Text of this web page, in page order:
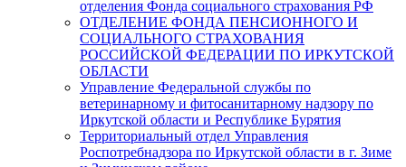
отделения Фонда социального страхования РФ
ОТДЕЛЕНИЕ ФОНДА ПЕНСИОННОГО И
СОЦИАЛЬНОГО СТРАХОВАНИЯ
РОССИЙСКОЙ ФЕДЕРАЦИИ ПО ИРКУТСКОЙ
ОБЛАСТИ
Управление Федеральной службы по
ветеринарному и фитосанитарному надзору по
Иркутской области и Республике Бурятия
Территориальный отдел Управления
Роспотребнадзора по Иркутской области в г. Зиме